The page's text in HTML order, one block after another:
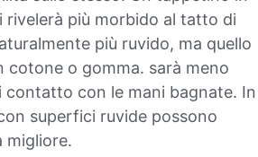
rivelerà più morbido al tatto di
più ruvido, ma quello
cotone o gomma. sarà meno
contatto con le mani bagnate. In
superfici ruvide possono
migliore.